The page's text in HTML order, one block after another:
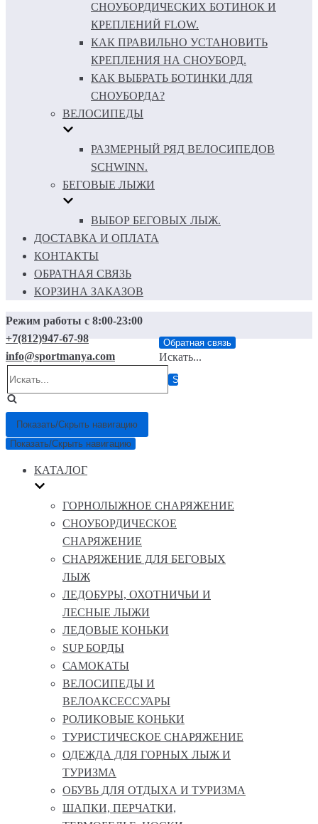
СНОУБОРДИЧЕСКИХ БОТИНОК И
КРЕПЛЕНИЙ FLOW.
КАК ПРАВИЛЬНО УСТАНОВИТЬ
КРЕПЛЕНИЯ НА СНОУБОРД.
КАК ВЫБРАТЬ БОТИНКИ ДЛЯ
СНОУБОРДА?
ВЕЛОСИПЕДЫ
РАЗМЕРНЫЙ РЯД ВЕЛОСИПЕДОВ
SCHWINN.
БЕГОВЫЕ ЛЫЖИ
ВЫБОР БЕГОВЫХ ЛЫЖ.
ДОСТАВКА И ОПЛАТА
КОНТАКТЫ
ОБРАТНАЯ СВЯЗЬ
КОРЗИНА ЗАКАЗОВ
Режим работы с 8:00-23:00
+7(812)947-67-98
info@sportmanya.com
Обратная связь
Искать...
Показать/Скрыть навигацию
Показать/Скрыть навигацию
КАТАЛОГ
ГОРНОЛЫЖНОЕ СНАРЯЖЕНИЕ
СНОУБОРДИЧЕСКОЕ
СНАРЯЖЕНИЕ
СНАРЯЖЕНИЕ ДЛЯ БЕГОВЫХ
ЛЫЖ
ЛЕДОБУРЫ, ОХОТНИЧЬИ И
ЛЕСНЫЕ ЛЫЖИ
ЛЕДОВЫЕ КОНЬКИ
SUP БОРДЫ
САМОКАТЫ
ВЕЛОСИПЕДЫ И
ВЕЛОАКСЕССУАРЫ
РОЛИКОВЫЕ КОНЬКИ
ТУРИСТИЧЕСКОЕ СНАРЯЖЕНИЕ
ОДЕЖДА ДЛЯ ГОРНЫХ ЛЫЖ И
ТУРИЗМА
ОБУВЬ ДЛЯ ОТДЫХА И ТУРИЗМА
ШАПКИ, ПЕРЧАТКИ,